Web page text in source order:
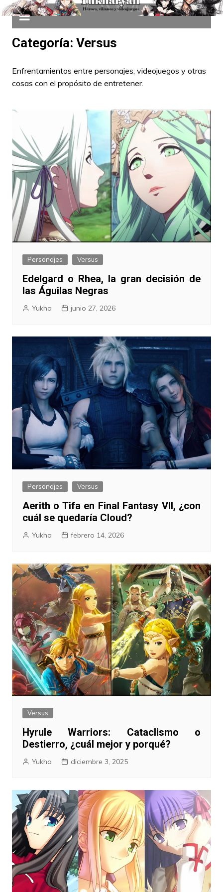
Categoría: Versus
Enfrentamientos entre personajes, videojuegos y otras
cosas con el propósito de entretener.
Personajes Versus
Edelgard o Rhea, la gran decisión de
las Águilas Negras
Yukha junio 27, 2026
Personajes Versus
Aerith o Tifa en Final Fantasy VII, ¿con
cuál se quedaría Cloud?
Yukha febrero 14, 2026
Versus
Hyrule Warriors: Cataclismo o
Destierro, ¿cuál mejor y porqué?
Yukha diciembre 3, 2025